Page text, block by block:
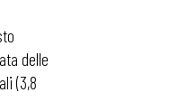
delle
(3,8